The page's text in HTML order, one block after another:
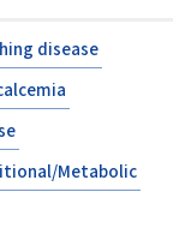
disease
Metabolic